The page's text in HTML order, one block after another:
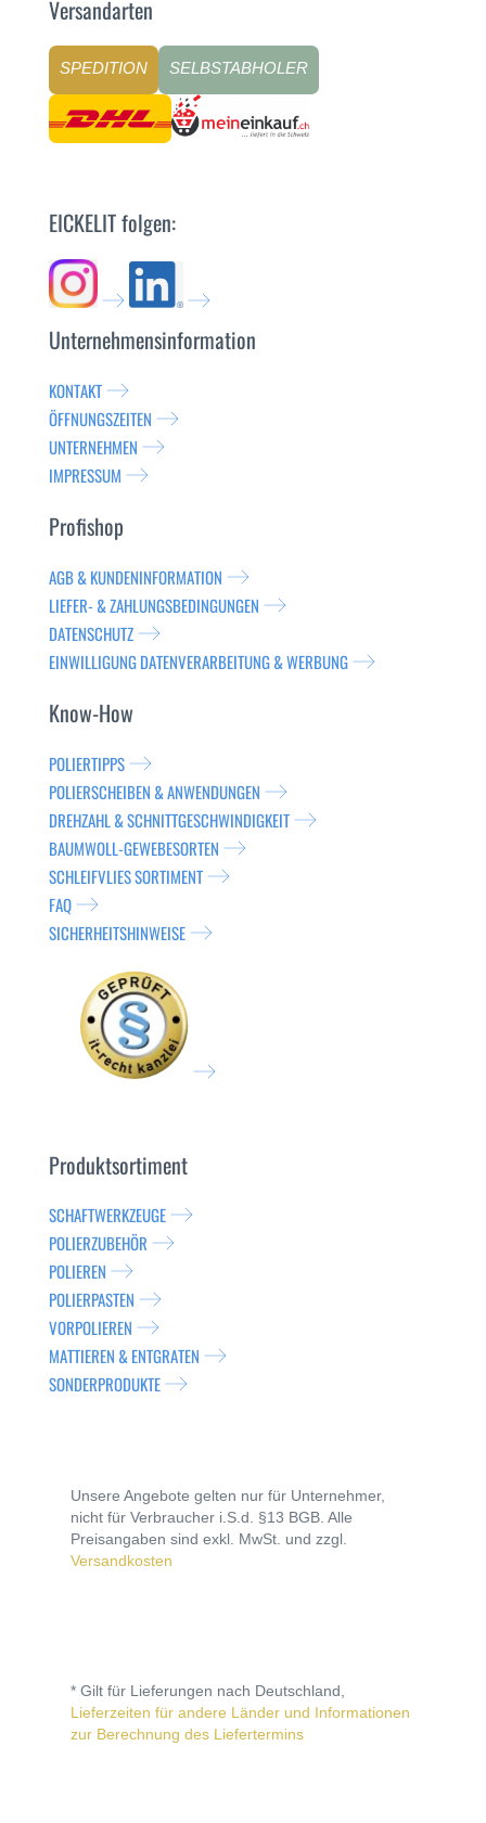
Versandarten
SPEDITION SELBSTABHOLER
EICKELIT folgen:
Unternehmensinformation
KONTAKT
ÖFFNUNGSZEITEN
UNTERNEHMEN
IMPRESSUM
Profishop
AGB & KUNDENINFORMATION
LIEFER- & ZAHLUNGSBEDINGUNGEN
DATENSCHUTZ
EINWILLIGUNG DATENVERARBEITUNG & WERBUNG
Know-How
POLIERTIPPS
POLIERSCHEIBEN & ANWENDUNGEN
DREHZAHL & SCHNITTGESCHWINDIGKEIT
BAUMWOLL-GEWEBESORTEN
SCHLEIFVLIES SORTIMENT
FAQ
SICHERHEITSHINWEISE
Produktsortiment
SCHAFTWERKZEUGE
POLIERZUBEHÖR
POLIEREN
POLIERPASTEN
VORPOLIEREN
MATTIEREN & ENTGRATEN
SONDERPRODUKTE
Unsere Angebote gelten nur für Unternehmer,
nicht für Verbraucher i.S.d. §13 BGB. Alle
Preisangaben sind exkl. MwSt. und zzgl.
Versandkosten
* Gilt für Lieferungen nach Deutschland,
Lieferzeiten für andere Länder und Informationen
zur Berechnung des Liefertermins